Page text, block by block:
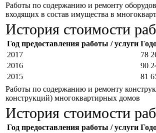
Работы по содержанию и ремонту
входящих в состав имущества в
История стоимости
Год предоставления работы / услуги
2017
78
2016
90
2015
81
Работы по содержанию и ремонту
конструкций) многоквартирных домов
История стоимости
Год предоставления работы / услуги